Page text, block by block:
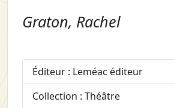
Graton, Rachel
Éditeur : Leméac éditeur
Collection : Théâtre